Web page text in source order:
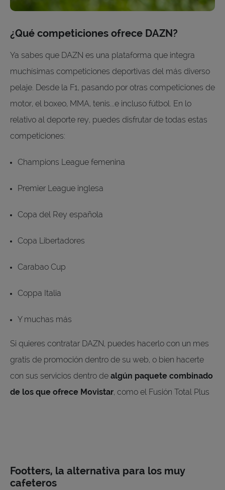
¿Qué competiciones ofrece DAZN?
Ya sabes que DAZN es una plataforma que integra
muchísimas competiciones deportivas del más diverso
pelaje. Desde la F1, pasando por otras competiciones de
motor, el boxeo, MMA, tenis...e incluso fútbol. En lo
relativo al deporte rey, puedes disfrutar de todas estas
competiciones:
Champions League femenina
Premier League inglesa
Copa del Rey española
Copa Libertadores
Carabao Cup
Coppa Italia
Y muchas más
Si quieres contratar DAZN, puedes hacerlo con un mes
gratis de promoción dentro de su web, o bien hacerte
con sus servicios dentro de algún paquete combinado
de los que ofrece Movistar, como el Fusión Total Plus
Footters, la alternativa para los muy
cafeteros